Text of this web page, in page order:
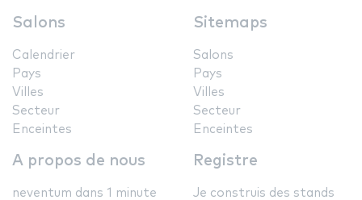
Salons
Calendrier
Pays
Villes
Secteur
Enceintes
Sitemaps
Salons
Pays
Villes
Secteur
Enceintes
A propos de nous
neventum dans 1 minute
Registre
Je construis des stands